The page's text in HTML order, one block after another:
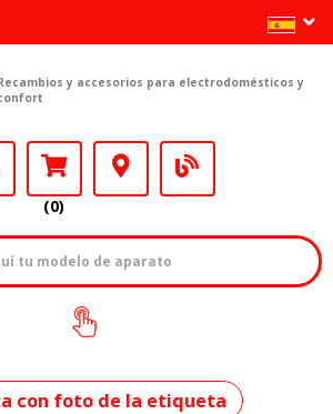
y accesorios para electrodomésticos y
(0)
¿Cómo encontrar
tu modelo?
con foto de la etiqueta